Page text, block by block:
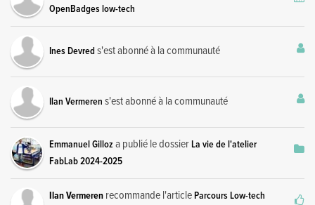
OpenBadges low-tech
Ines Devred s'est abonné à la communauté
Ilan Vermeren s'est abonné à la communauté
Emmanuel Gilloz a publié le dossierLa vie de l'atelier
FabLab 2024-2025
Ilan Vermeren recommande l'articleParcours Low-tech